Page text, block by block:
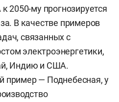
2050-му прогнозируется
В качестве примеров
связанных с
электроэнергетики,
Индию и США.
пример — Поднебесная, у